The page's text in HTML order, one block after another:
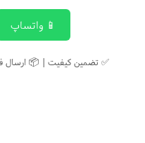
📱 واتساپ
✅ تضمین کیفیت | 📦 ارسال